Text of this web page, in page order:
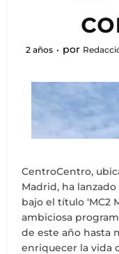
2 años por
CentroCentro,
Madrid, ha lanzado
bajo el título ‘MC2
ambiciosa
de este año hasta
enriquecer la vida